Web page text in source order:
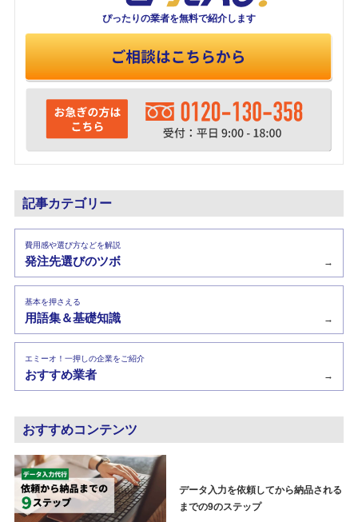
ぴったりの業者を無料で紹介します
記事カテゴリー
費用感や選び方などを解説
発注先選びのツボ →
基本を押さえる
用語集＆基礎知識 →
エミーオ！一押しの企業をご紹介
おすすめ業者 →
おすすめコンテンツ
データ入力を依頼してから納品される
までの9のステップ